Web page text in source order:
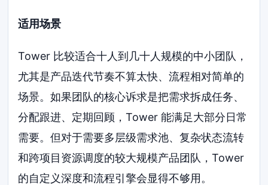
适用场景
Tower 比较适合十人到几十人规模的中小团队，
尤其是产品迭代节奏不算太快、流程相对简单的
场景。如果团队的核心诉求是把需求拆成任务、
分配跟进、定期回顾，Tower 能满足大部分日常
需要。但对于需要多层级需求池、复杂状态流转
和跨项目资源调度的较大规模产品团队，Tower
的自定义深度和流程引擎会显得不够用。